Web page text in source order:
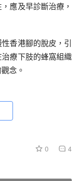
應及早診斷治療，
香港腳的脫皮，引
療下肢的蜂窩組織
念。
0 4